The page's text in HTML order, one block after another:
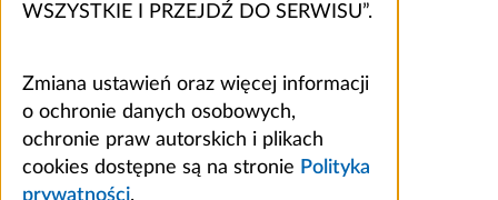
WSZYSTKIE I PRZEJDŹ DO SERWISU”.
Zmiana ustawień oraz więcej informacji
o ochronie danych osobowych,
ochronie praw autorskich i plikach
cookies dostępne są na stronie Polityka
prywatności.